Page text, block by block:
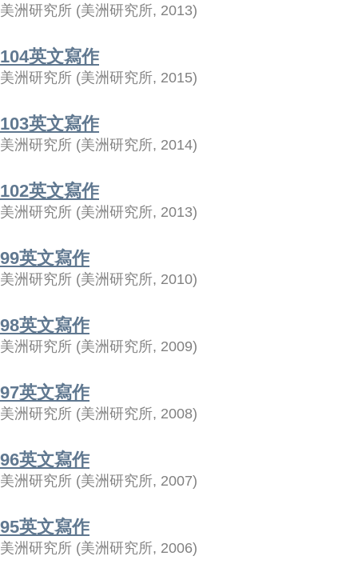
美洲研究所 (美洲研究所, 2013)
104英文寫作
美洲研究所 (美洲研究所, 2015)
103英文寫作
美洲研究所 (美洲研究所, 2014)
102英文寫作
美洲研究所 (美洲研究所, 2013)
99英文寫作
美洲研究所 (美洲研究所, 2010)
98英文寫作
美洲研究所 (美洲研究所, 2009)
97英文寫作
美洲研究所 (美洲研究所, 2008)
96英文寫作
美洲研究所 (美洲研究所, 2007)
95英文寫作
美洲研究所 (美洲研究所, 2006)